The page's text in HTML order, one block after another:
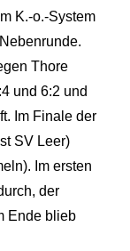
K.-o.-System
Thore
und 6:2 und
Im Finale der
SV Leer)
Im ersten
der
Ende blieb